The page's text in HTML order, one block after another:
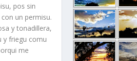
pos sin
un permisu.
y tonadillera,
y friegu comu
me